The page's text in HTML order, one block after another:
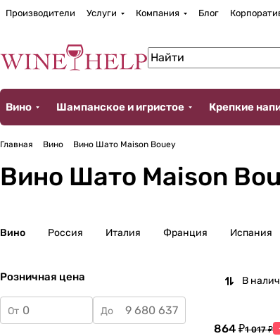
Производители Услуги Компания Блог
Вино Шампанское и игристое Крепкие
Главная Вино Вино Шато Maison Bouey
Вино Шато Maison
Вино Россия Италия Франция Испания
Розничная цена
От До
В
864 ₽1 017 ₽